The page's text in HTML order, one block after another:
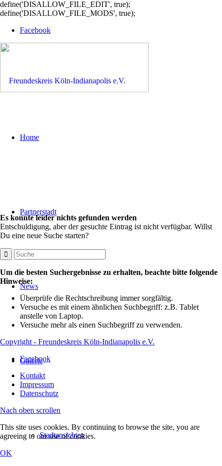
define('DISALLOW_FILE_EDIT', true);
define('DISALLOW_FILE_MODS', true);
Facebook
Home
Partnerstadt
News
Galerie
Stadtansichten
Es konnte leider nichts gefunden werden
Entschuldigung, aber der gesuchte Eintrag ist nicht verfügbar. Willst
Du eine neue Suche starten?
Um die besten Suchergebnisse zu erhalten, beachte bitte folgende
Hinweise:
Überprüfe die Rechtschreibung immer sorgfältig.
Versuche es mit einem ähnlichen Suchbegriff: z.B. Tablet
anstelle von Laptop.
Versuche mehr als einen Suchbegriff zu verwenden.
Copyright - Freundeskreis Köln-Indianapolis e.V.
Facebook
Kontakt
Impressum
Datenschutz
Nach oben scrollen
This site uses cookies. By continuing to browse the site, you are
agreeing to our use of cookies.
OK